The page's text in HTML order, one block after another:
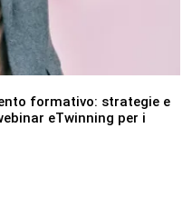
formativo: strategie e
eTwinning per i